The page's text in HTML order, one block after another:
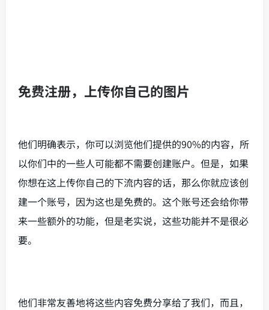
免费注册，上传你自己的图片
他们明确表示，你可以浏览他们提供的90%的内容，所
以你们中的一些人可能都不需要创建账户。但是，如果
你想在这上传你自己的下流内容的话，那么你就应该创
建一个账号，因为这也是免费的。这个账号还会给你带
来一些额外的功能，但是老实说，这些功能并不是很必
要。
他们非常友善地将这些内容免费分享给了我们，而且，